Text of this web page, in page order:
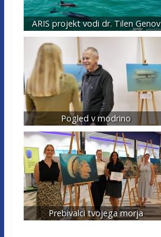
ARIS projekt vodi dr. Tilen Genov
Pogled v modrino
Prebivalci tvojega morja